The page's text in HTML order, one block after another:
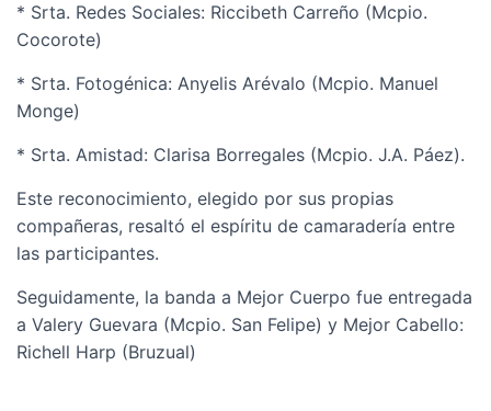
* Srta. Redes Sociales: Riccibeth Carreño (Mcpio.
Cocorote)
* Srta. Fotogénica: Anyelis Arévalo (Mcpio. Manuel
Monge)
* Srta. Amistad: Clarisa Borregales (Mcpio. J.A. Páez).
Este reconocimiento, elegido por sus propias
compañeras, resaltó el espíritu de camaradería entre
las participantes.
Seguidamente, la banda a Mejor Cuerpo fue entregada
a Valery Guevara (Mcpio. San Felipe) y Mejor Cabello:
Richell Harp (Bruzual)